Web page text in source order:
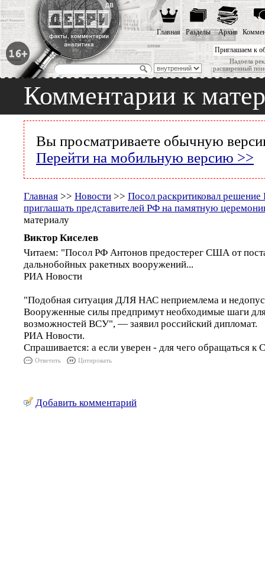
Приглашаем к
Надоела
расширенный
Главная Разделы Архив
Комментарии к
Вы просматриваете обычную
Перейти на мобильную версию >>
Главная >> Новости >> Посол раскритиковал решение
приглашать представителей РФ на памятную
материалу
Виктор Киселев
Читаем: "Посол РФ Антонов предостерег США от
дальнобойных ракетных вооружений...
РИА Новости
"Подобная ситуация ДЛЯ НАС неприемлема и
Вооруженные силы предпримут необходимые шаги
возможностей ВСУ", — заявил российский дипломат.
РИА Новости.
Спрашивается: а если уверен - для чего обращаться
Ответить Цитировать
Добавить комментарий